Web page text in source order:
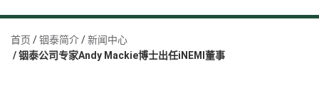
首页 铟泰简介
新闻中心
铟泰公司专家Andy Mackie博士出任iNEMI董事